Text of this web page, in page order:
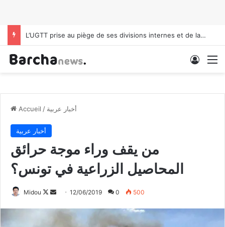
L’UGTT prise au piège de ses divisions internes et de la pression politique
Accueil / أخبار عربية
أخبار عربية
من يقف وراء موجة حرائق
المحاصيل الزراعية في تونس؟
Midou
F
12/06/2019 0 500